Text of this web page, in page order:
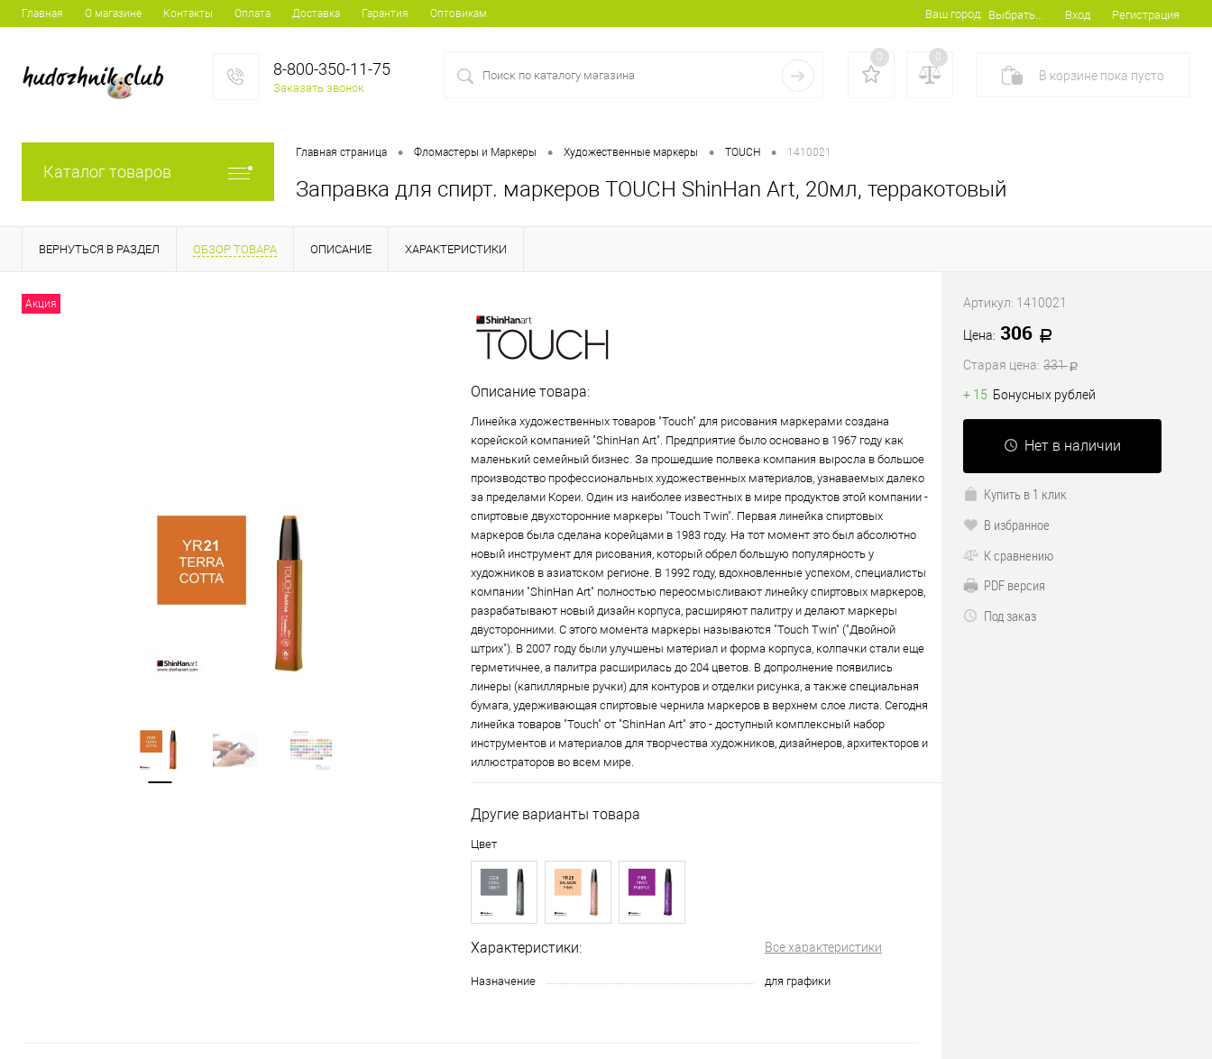
Главная О магазине Контакты Оплата Доставка Гарантия Оптовикам Ваш город: Выбрать... Вход Регистрация
8-800-350-11-75
Заказать звонок
0 0
В корзине пока пусто
Каталог товаров
Главная страница • Фломастеры и Маркеры • Художественные маркеры • TOUCH • 1410021
Заправка для спирт. маркеров TOUCH ShinHan Art, 20мл, терракотовый
ВЕРНУТЬСЯ В РАЗДЕЛ ОБЗОР ТОВАРА ОПИСАНИЕ ХАРАКТЕРИСТИКИ
Акция
Описание товара:
Линейка художественных товаров "Touch" для рисования маркерами создана
корейской компанией "ShinHan Art". Предприятие было основано в 1967 году как
маленький семейный бизнес. За прошедшие полвека компания выросла в большое
производство профессиональных художественных материалов, узнаваемых далеко
за пределами Кореи. Один из наиболее известных в мире продуктов этой компании -
спиртовые двухсторонние маркеры "Touch Twin". Первая линейка спиртовых
маркеров была сделана корейцами в 1983 году. На тот момент это был абсолютно
новый инструмент для рисования, который обрел большую популярность у
художников в азиатском регионе. В 1992 году, вдохновленные успехом, специалисты
компании "ShinHan Art" полностью переосмысливают линейку спиртовых маркеров,
разрабатывают новый дизайн корпуса, расширяют палитру и делают маркеры
двусторонними. С этого момента маркеры называются "Touch Twin" ("Двойной
штрих"). В 2007 году были улучшены материал и форма корпуса, колпачки стали еще
герметичнее, а палитра расширилась до 204 цветов. В допролнение появились
линеры (капиллярные ручки) для контуров и отделки рисунка, а также специальная
бумага, удерживающая спиртовые чернила маркеров в верхнем слое листа. Сегодня
линейка товаров "Touch" от "ShinHan Art" это - доступный комплексный набор
инструментов и материалов для творчества художников, дизайнеров, архитекторов и
иллюстраторов во всем мире.
Другие варианты товара
Цвет
Характеристики: Все характеристики
Назначение для графики
Артикул: 1410021
Цена: 306
Старая цена: 331
+ 15 Бонусных рублей
Нет в наличии
Купить в 1 клик
В избранное
К сравнению
PDF версия
Под заказ